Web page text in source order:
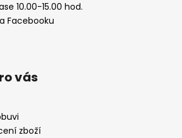
10.00-15.00 hod.
Facebooku
vás
zboží